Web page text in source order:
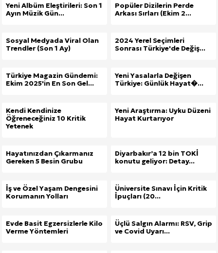
Yeni Albüm Eleştirileri: Son 1
Ayın Müzik Gün...
Popüler Dizilerin Perde
Arkası Sırları (Ekim 2...
Sosyal Medyada Viral Olan
Trendler (Son 1 Ay)
2024 Yerel Seçimleri
Sonrası Türkiye'de Değiş...
Türkiye Magazin Gündemi:
Ekim 2025'in En Son Gel...
Yeni Yasalarla Değişen
Türkiye: Günlük Hayat�...
Kendi Kendinize
Öğreneceğiniz 10 Kritik
Yetenek
Yeni Araştırma: Uyku Düzeni
Hayat Kurtarıyor
Hayatınızdan Çıkarmanız
Gereken 5 Besin Grubu
Diyarbakır’a 12 bin TOKİ
konutu geliyor: Detay...
İş ve Özel Yaşam Dengesini
Korumanın Yolları
Üniversite Sınavı İçin Kritik
İpuçları (20...
Evde Basit Egzersizlerle Kilo
Verme Yöntemleri
Üçlü Salgın Alarmı: RSV, Grip
ve Covid Uyarı...